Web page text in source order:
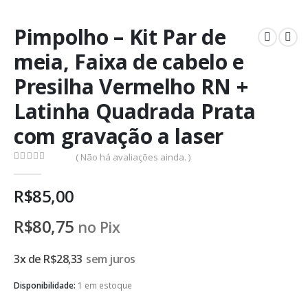
Pimpolho – Kit Par de
meia, Faixa de cabelo e
Presilha Vermelho RN +
Latinha Quadrada Prata
com gravação a laser
( Não há avaliações ainda. )
R$85,00
R$80,75 no Pix
3x de R$28,33 sem juros
Disponibilidade: 1 em estoque